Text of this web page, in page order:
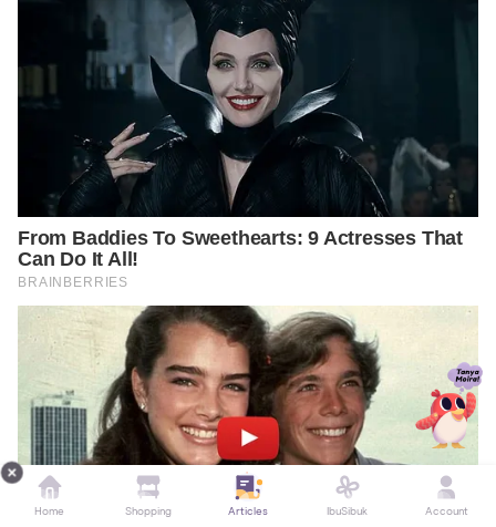
Home Shopping Articles IbuSibuk Account